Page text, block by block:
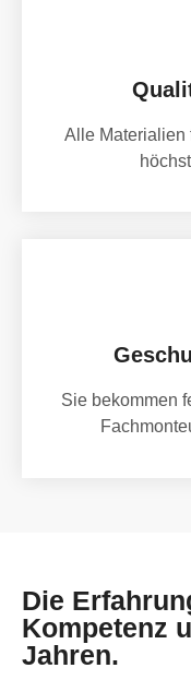
Alle Materialien
Sie bekommen
Die
Kompetenz
Jahren.